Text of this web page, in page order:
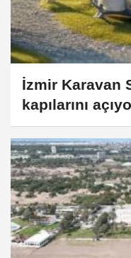
İzmir Karavan
kapılarını